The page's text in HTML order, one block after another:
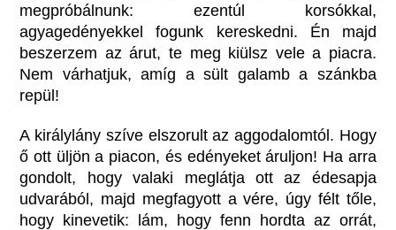
megpróbálnunk: ezentúl korsókkal,
agyagedényekkel fogunk kereskedni. Én majd
beszerzem az árut, te meg kiülsz vele a piacra.
Nem várhatjuk, amíg a sült galamb a szánkba
repül!
A királylány szíve elszorult az aggodalomtól. Hogy
ő ott üljön a piacon, és edényeket áruljon! Ha arra
gondolt, hogy valaki meglátja ott az édesapja
udvarából, majd megfagyott a vére, úgy félt tőle,
hogy kinevetik: lám, hogy fenn hordta az orrát,